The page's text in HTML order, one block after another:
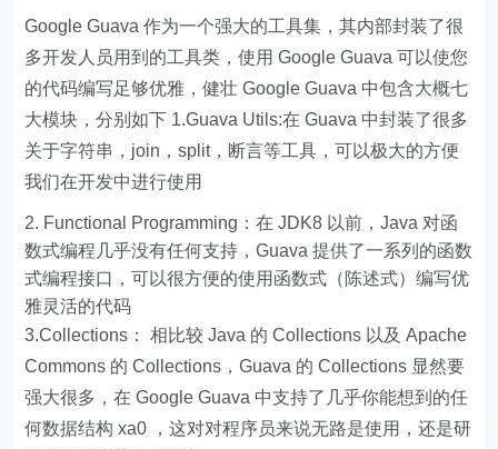
Google Guava 作为一个强大的工具集，其内部封装了很
多开发人员用到的工具类，使用 Google Guava 可以使您
的代码编写足够优雅，健壮 Google Guava 中包含大概七
大模块，分别如下 1.Guava Utils:在 Guava 中封装了很多
关于字符串，join，split，断言等工具，可以极大的方便
我们在开发中进行使用
Functional Programming：在 JDK8 以前，Java 对函
数式编程几乎没有任何支持，Guava 提供了一系列的函数
式编程接口，可以很方便的使用函数式（陈述式）编写优
雅灵活的代码
3.Collections： 相比较 Java 的 Collections 以及 Apache
Commons 的 Collections，Guava 的 Collections 显然要
强大很多，在 Google Guava 中支持了几乎你能想到的任
何数据结构 xa0 ，这对对程序员来说无路是使用，还是研